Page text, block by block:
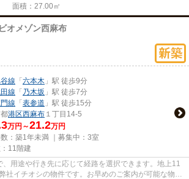
面積：27.00㎡
オメゾン西麻布
線 「六本木 」駅 徒歩9分
線 「 乃木坂 」駅 徒歩7分
線 「表参道 」駅 徒歩15分
港区西麻布 １丁目14-5
万円～21.2万円
：築1年未満 ｜募集中： 3室
11階建
用途や行き先に応じて経路を選択できます。地上11
社イチオシの物件です。お早めのご案内が可能な物件